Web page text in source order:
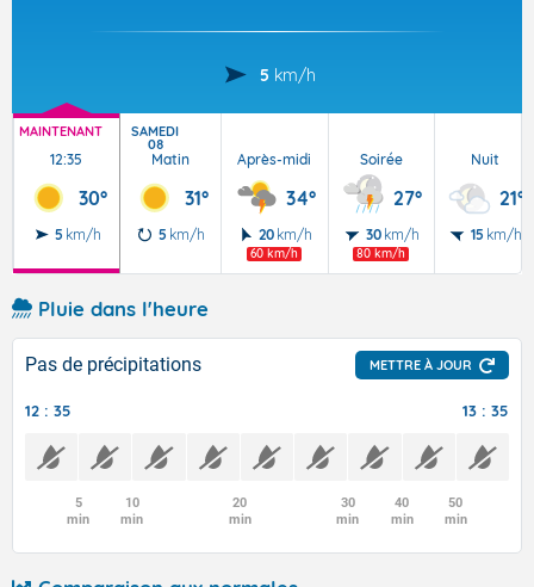
5 km/h
MAINTENANT
12:35
30°
5 km/h
SAMEDI
08
Matin
31°
5 km/h
Après-midi
34°
20 km/h
60 km/h
Soirée
27°
30 km/h
80 km/h
Nuit
21°
15 km/h
Pluie dans l'heure
Pas de précipitations METTRE À JOUR
12 : 35 13 : 35
5
min
10
min
20
min
30
min
40
min
50
min